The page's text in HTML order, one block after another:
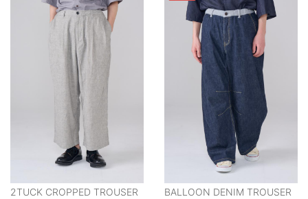
2TUCK CROPPED TROUSER BALLOON DENIM TROUSER